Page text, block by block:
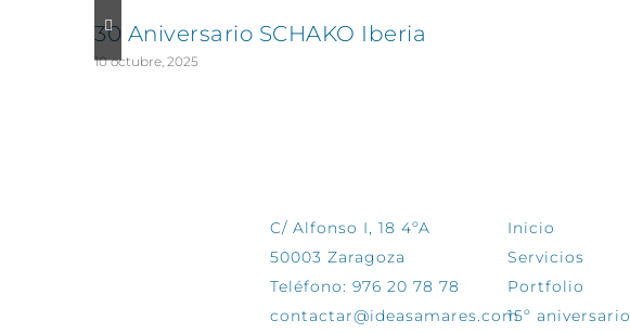
30 Aniversario SCHAKO Iberia
10 octubre, 2025
C/ Alfonso I, 18 4ºA
50003 Zaragoza
Teléfono: 976 20 78 78
contactar@ideasamares.com
Inicio
Servicios
Portfolio
15º aniversario